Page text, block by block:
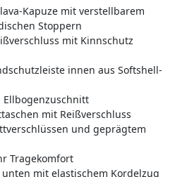
Kapuze mit verstellbarem
Stoppern
mit Kinnschutz
innen aus Softshell-
Ellbogenzuschnitt
mit Reißverschluss
und geprägtem
Tragekomfort
mit elastischem Kordelzug